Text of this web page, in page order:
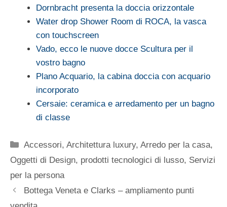
Dornbracht presenta la doccia orizzontale
Water drop Shower Room di ROCA, la vasca
con touchscreen
Vado, ecco le nuove docce Scultura per il
vostro bagno
Plano Acquario, la cabina doccia con acquario
incorporato
Cersaie: ceramica e arredamento per un bagno
di classe
Categorie
Accessori,Architettura luxury,Arredo per la casa,
Oggetti di Design, prodotti tecnologici di lusso, Servizi
per la persona
Bottega Veneta e Clarks – ampliamento punti